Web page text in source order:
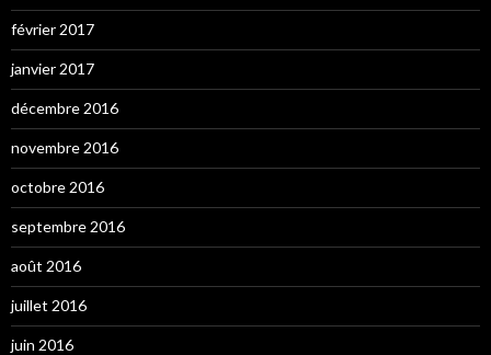
février 2017
janvier 2017
décembre 2016
novembre 2016
octobre 2016
septembre 2016
août 2016
juillet 2016
juin 2016